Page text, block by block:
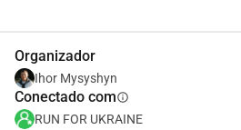
Organizador
Ihor Mysyshyn
Conectado cominfo
RUN FOR UKRAINE